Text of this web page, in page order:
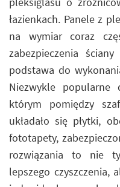
łazienkach. Panele z
na wymiar coraz
zabezpieczenia
podstawa do
Niezwykle popularne
którym pomiędzy
układało się płytki,
fototapety,
rozwiązania to nie
lepszego czyszczenia,